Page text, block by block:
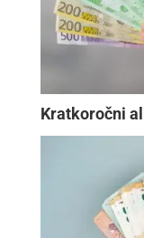
Kratkoročni